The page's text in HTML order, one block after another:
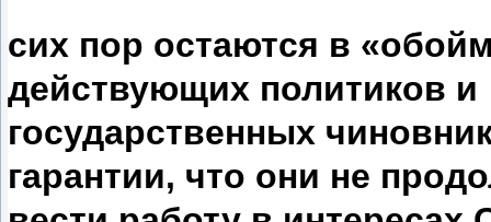
сих пор остаются в
действующих политиков и
государственных
гарантии, что они не